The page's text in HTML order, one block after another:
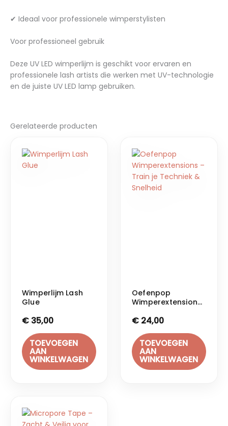
✔ Ideaal voor professionele wimperstylisten
Voor professioneel gebruik
Deze UV LED wimperlijm is geschikt voor ervaren en
professionele lash artists die werken met UV-technologie
en de juiste UV LED lamp gebruiken.
Gerelateerde producten
Wimperlijm Lash
Glue
€ 35,00
TOEVOEGEN
AAN
WINKELWAGEN
Oefenpop
Wimperextensions
& Snelheid
€ 24,00
TOEVOEGEN
AAN
WINKELWAGEN